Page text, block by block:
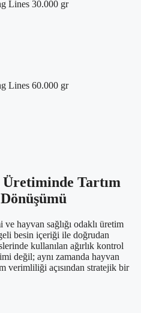
Üretiminde Tartım
hayvan sağlığı odaklı üretim
besin içeriği ile doğrudan
kullanılan ağırlık kontrol
değil; aynı zamanda hayvan
verimliliği açısından stratejik bir